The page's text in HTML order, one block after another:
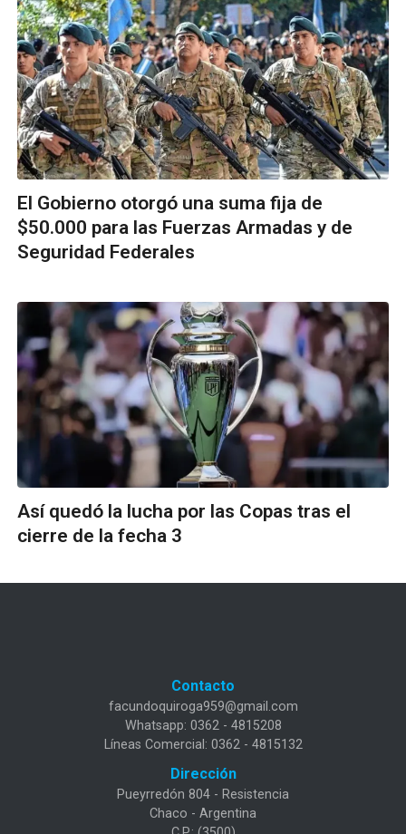
El Gobierno otorgó una suma fija de
$50.000 para las Fuerzas Armadas y de
Seguridad Federales
Así quedó la lucha por las Copas tras el
cierre de la fecha 3
Contacto
facundoquiroga959@gmail.com
Whatsapp: 0362 - 4815208
Líneas Comercial: 0362 - 4815132
Dirección
Pueyrredón 804 - Resistencia
Chaco - Argentina